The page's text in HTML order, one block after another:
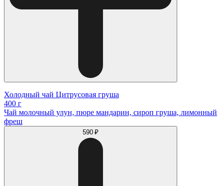
Холодный чай Цитрусовая груша
400 г
Чай молочный улун, пюре мандарин, сироп груша, лимонный
фреш
590 ₽